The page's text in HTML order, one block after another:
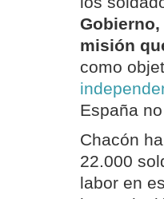
misión
como
España
Chacón
22.000
labor en